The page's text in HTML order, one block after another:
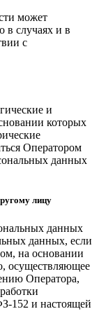
может
в случаях и в
с
и
которых
Оператором
данных
лицу
данных
данных, если
на основании
осуществляющее
Оператора,
152 и настоящей